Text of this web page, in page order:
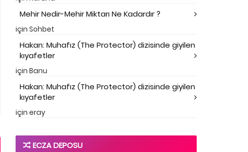
Mehir Nedir-Mehir Miktarı Ne Kadardır ?
için Sohbet
Hakan: Muhafız (The Protector) dizisinde giyilen
kıyafetler
için Banu
Hakan: Muhafız (The Protector) dizisinde giyilen
kıyafetler
için eray
ECZA DEPOSU